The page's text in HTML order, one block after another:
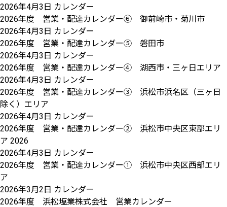
2026年4月3日 カレンダー
2026年度 営業・配達カレンダー⑥ 御前崎市・菊川市
2026年4月3日 カレンダー
2026年度 営業・配達カレンダー⑤ 磐田市
2026年4月3日 カレンダー
2026年度 営業・配達カレンダー④ 湖西市・三ヶ日エリア
2026年4月3日 カレンダー
2026年度 営業・配達カレンダー③ 浜松市浜名区（三ヶ日
除く）エリア
2026年4月3日 カレンダー
2026年度 営業・配達カレンダー② 浜松市中央区東部エリ
ア 2026
2026年4月3日 カレンダー
2026年度 営業・配達カレンダー① 浜松市中央区西部エリ
ア
2026年3月2日 カレンダー
2026年度 浜松塩業株式会社 営業カレンダー